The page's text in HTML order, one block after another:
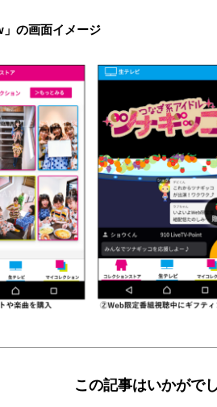
の画面イメージ
この記事はいかがで